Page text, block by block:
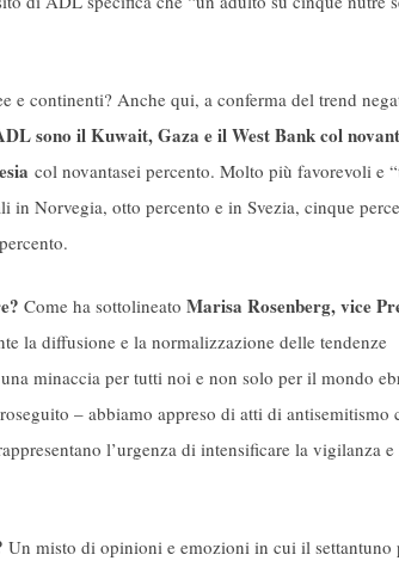
e continenti? Anche qui, a conferma del trend
sono il Kuwait, Gaza e il West Bank col
col novantasei percento. Molto più favorevoli e
Norvegia, otto percento e in Svezia, cinque
Come ha sottolineato Marisa Rosenberg, vice
la diffusione e la normalizzazione delle tendenze
minaccia per tutti noi e non solo per il mondo
– abbiamo appreso di atti di antisemitismo
l’urgenza di intensificare la vigilanza e
Un misto di opinioni e emozioni in cui il settantuno